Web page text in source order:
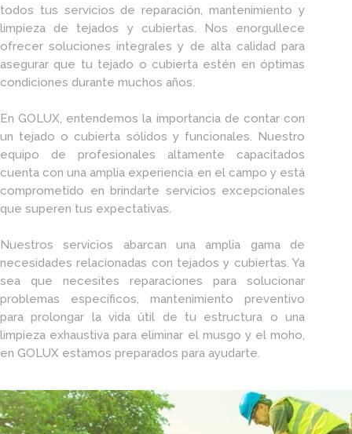
todos tus servicios de reparación, mantenimiento y
limpieza de tejados y cubiertas. Nos enorgullece
ofrecer soluciones integrales y de alta calidad para
asegurar que tu tejado o cubierta estén en óptimas
condiciones durante muchos años.
En GOLUX, entendemos la importancia de contar con
un tejado o cubierta sólidos y funcionales. Nuestro
equipo de profesionales altamente capacitados
cuenta con una amplia experiencia en el campo y está
comprometido en brindarte servicios excepcionales
que superen tus expectativas.
Nuestros servicios abarcan una amplia gama de
necesidades relacionadas con tejados y cubiertas. Ya
sea que necesites reparaciones para solucionar
problemas específicos, mantenimiento preventivo
para prolongar la vida útil de tu estructura o una
limpieza exhaustiva para eliminar el musgo y el moho,
en GOLUX estamos preparados para ayudarte.